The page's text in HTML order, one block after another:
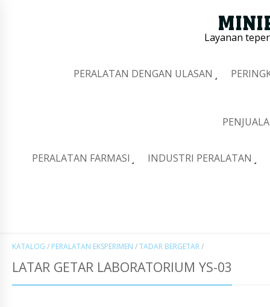
Layanan
PERALATAN DENGAN ULASAN
PERALATAN FARMASI INDUSTRI PERALATAN
KATALOG / PERALATAN EKSPERIMEN /TADAR BERGETAR/
LATAR GETAR LABORATORIUM YS-03